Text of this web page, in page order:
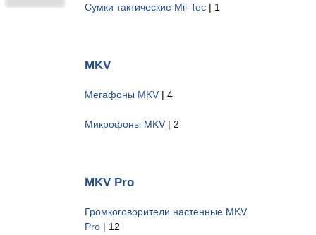
Сумки тактические Mil-Tec | 1
MKV
Мегафоны MKV | 4
Микрофоны MKV | 2
MKV Pro
Громкоговорители настенные MKV
Pro | 12